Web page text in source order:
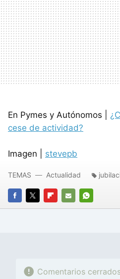
En Pymes y Autónomos |
cese de actividad?
Imagen | stevepb
FACEBOOK
TWITTERFLIPBOARD
E-
WHATSAPP
TEMAS Actualidad
Comentarios